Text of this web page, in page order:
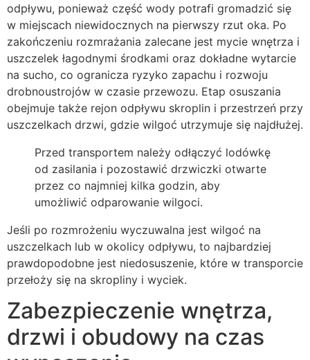
odpływu, ponieważ część wody potrafi gromadzić się
w miejscach niewidocznych na pierwszy rzut oka. Po
zakończeniu rozmrażania zalecane jest mycie wnętrza i
uszczelek łagodnymi środkami oraz dokładne wytarcie
na sucho, co ogranicza ryzyko zapachu i rozwoju
drobnoustrojów w czasie przewozu. Etap osuszania
obejmuje także rejon odpływu skroplin i przestrzeń przy
uszczelkach drzwi, gdzie wilgoć utrzymuje się najdłużej.
Przed transportem należy odłączyć lodówkę
od zasilania i pozostawić drzwiczki otwarte
przez co najmniej kilka godzin, aby
umożliwić odparowanie wilgoci.
Jeśli po rozmrożeniu wyczuwalna jest wilgoć na
uszczelkach lub w okolicy odpływu, to najbardziej
prawdopodobne jest niedosuszenie, które w transporcie
przełoży się na skropliny i wyciek.
Zabezpieczenie wnętrza,
drzwi i obudowy na czas